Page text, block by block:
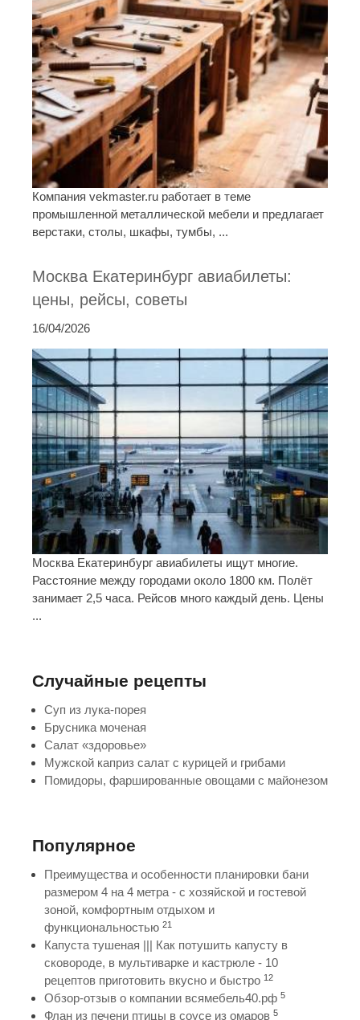
Компания vekmaster.ru работает в теме
промышленной металлической мебели и предлагает
верстаки, столы, шкафы, тумбы, ...
Москва Екатеринбург авиабилеты:
цены, рейсы, советы
16/04/2026
Москва Екатеринбург авиабилеты ищут многие.
Расстояние между городами около 1800 км. Полёт
занимает 2,5 часа. Рейсов много каждый день. Цены
...
Случайные рецепты
Суп из лука-порея
Брусника моченая
Салат «здоровье»
Мужской каприз салат с курицей и грибами
Помидоры, фаршированные овощами с майонезом
Популярное
Преимущества и особенности планировки бани
размером 4 на 4 метра - с хозяйской и гостевой
зоной, комфортным отдыхом и
функциональностью 21
Капуста тушеная ||| Как потушить капусту в
сковороде, в мультиварке и кастрюле - 10
рецептов приготовить вкусно и быстро 12
Обзор-отзыв о компании всямебель40.рф 5
Флан из печени птицы в соусе из омаров 5